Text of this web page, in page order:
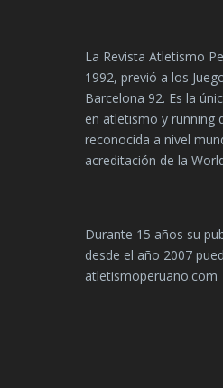
La Revista Atletismo
1992, previó a los
Barcelona 92. Es la
en atletismo y running
reconocida a nivel
acreditación de la
Durante 15 años su
desde el año 2007
atletismoperuano.com